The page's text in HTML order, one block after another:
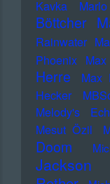
Kavka
Böttcher
Rainwater
Phoenix
Herre
Max
Hecker
Melody's
Mesut Özil
Doom
Jackson